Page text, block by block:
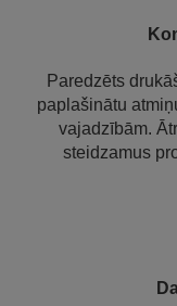
Paredzēts
paplašinātu
vajadzībām.
steidzamus